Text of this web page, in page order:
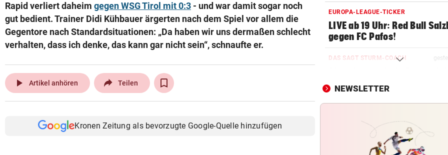
Rapid verliert daheim gegen WSG Tirol mit 0:3 - und war damit sogar noch
gut bedient. Trainer Didi Kühbauer ärgerten nach dem Spiel vor allem die
Gegentore nach Standardsituationen: „Da haben wir uns dermaßen schlecht
verhalten, dass ich denke, das kann gar nicht sein“, schnaufte er.
play_arrow Artikel anhören Teilen
Kronen Zeitung als bevorzugte Google-Quelle hinzufügen
EUROPA-LEAGUE-TICKER
LIVE ab 19 Uhr: Red Bull
gegen FC Pafos!
DAS SAGT STURM-COACH
die Mannschaft“
WIEDERHOLUNGSTÄTER
Eto‘o aufgehoben
CHAMPIONS-LEAGUE-QUALI
NEWSLETTER